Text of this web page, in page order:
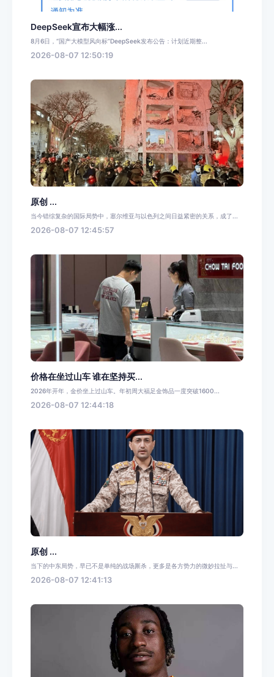
DeepSeek宣布大幅涨...
8月6日，“国产大模型风向标”DeepSeek发布公告：计划近期整...
2026-08-07 12:50:19
原创 ...
当今错综复杂的国际局势中，塞尔维亚与以色列之间日益紧密的关系，成了...
2026-08-07 12:45:57
价格在坐过山车 谁在坚持买...
2026年开年，金价坐上过山车。年初周大福足金饰品一度突破1600...
2026-08-07 12:44:18
原创 ...
当下的中东局势，早已不是单纯的战场厮杀，更多是各方势力的微妙拉扯与...
2026-08-07 12:41:13